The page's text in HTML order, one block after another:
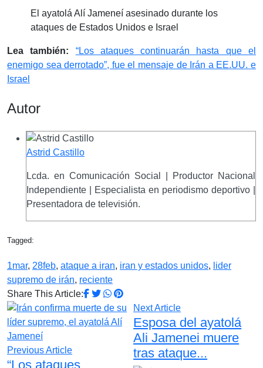
El ayatolá Alí Jameneí asesinado durante los
ataques de Estados Unidos e Israel
Lea también:
“Los ataques continuarán hasta que el
enemigo sea derrotado”, fue el mensaje de Irán a EE.UU. e
Israel
Autor
Astrid Castillo
Lcda. en Comunicación Social | Productor Nacional
Independiente | Especialista en periodismo deportivo |
Presentadora de televisión.
Tagged:
1mar, 28feb, ataque a iran, iran y estados unidos, lider
supremo de irán, reciente
Share This Article:
Previous Article
“Los ataques
Next Article
Esposa del ayatolá
Ali Jamenei muere
tras ataque...